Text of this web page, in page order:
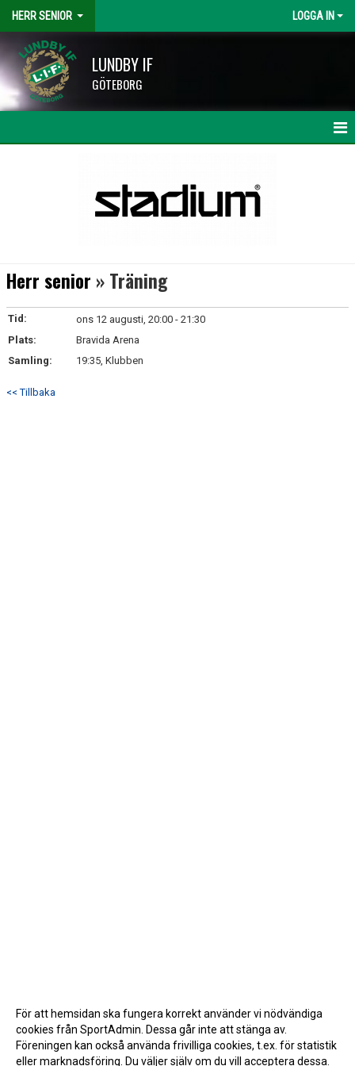
HERR SENIOR LOGGA IN
LUNDBY IF
GÖTEBORG
DOKUMENT
KONTAKT
Herr senior » Träning
Tid:
ons 12 augusti, 20:00 - 21:30
Plats:
Bravida Arena
Samling:
19:35, Klubben
<< Tillbaka
För att hemsidan ska fungera korrekt använder vi nödvändiga
cookies från SportAdmin. Dessa går inte att stänga av.
Föreningen kan också använda frivilliga cookies, t.ex. för statistik
eller marknadsföring. Du väljer själv om du vill acceptera dessa.